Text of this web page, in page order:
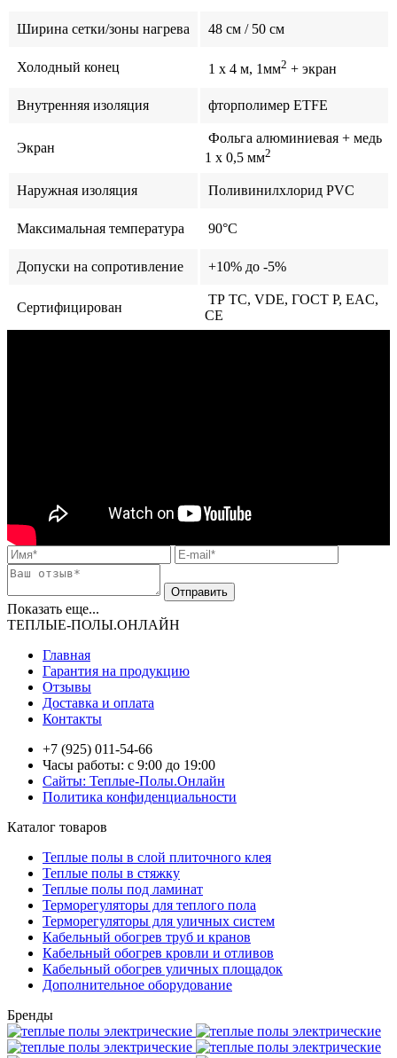
Ширина сетки/зоны нагрева 48 см / 50 см
Холодный конец 1 x 4 м, 1мм2 + экран
Внутренняя изоляция фторполимер ETFE
Экран
Фольга алюминиевая + медь
1 x 0,5 мм2
Наружная изоляция Поливинилхлорид PVC
Максимальная температура 90°C
Допуски на сопротивление +10% до -5%
Сертифицирован
ТР ТС, VDE, ГОСТ Р, EAC,
CE
Показать еще...
ТЕПЛЫЕ-ПОЛЫ.ОНЛАЙН
Главная
Гарантия на продукцию
Отзывы
Доставка и оплата
Контакты
+7 (925) 011-54-66
Часы работы: с 9:00 до 19:00
Сайты: Теплые-Полы.Онлайн
Политика конфиденциальности
Каталог товаров
Теплые полы в слой плиточного клея
Теплые полы в стяжку
Теплые полы под ламинат
Терморегуляторы для теплого пола
Терморегуляторы для уличных систем
Кабельный обогрев труб и кранов
Кабельный обогрев кровли и отливов
Кабельный обогрев уличных площадок
Дополнительное оборудование
Бренды